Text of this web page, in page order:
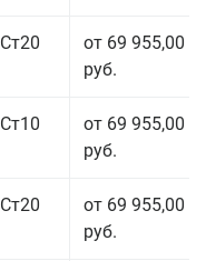
Ст20
от 69 955,00
руб.
Ст10
от 69 955,00
руб.
Ст20
от 69 955,00
руб.